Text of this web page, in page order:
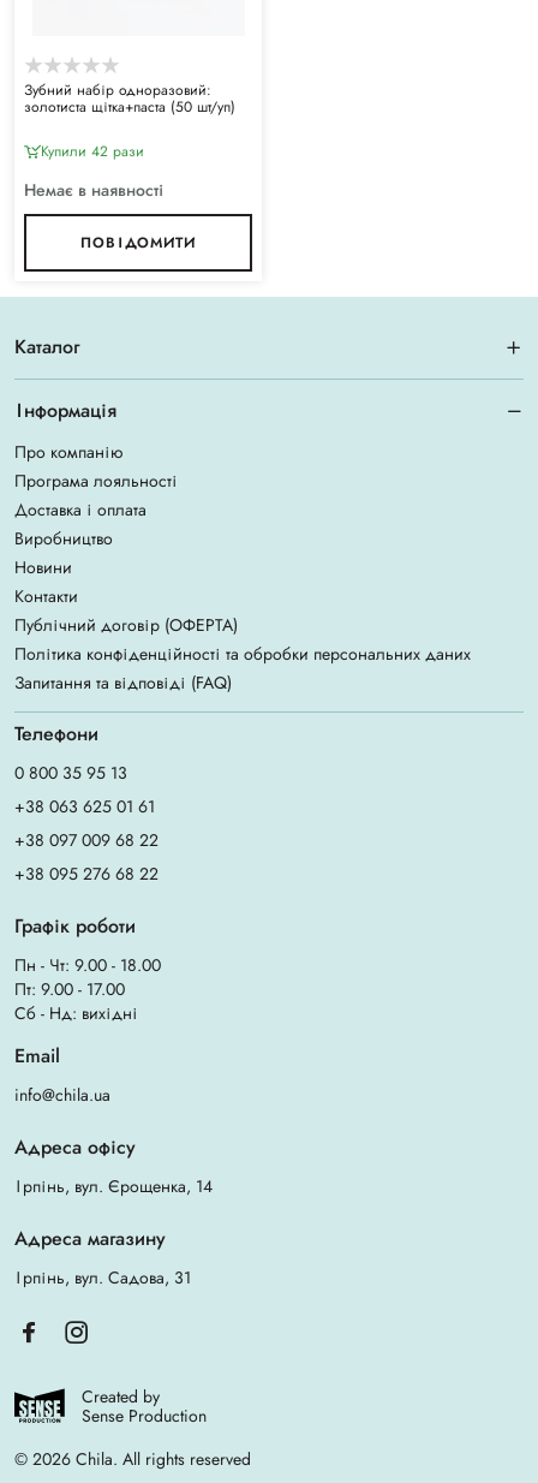
Зубний набір одноразовий:
золотиста щітка+паста (50 шт/уп)
Купили 42 рази
Немає в наявності
ПОВІДОМИТИ
Каталог
Інформація
Про компанію
Програма лояльності
Доставка і оплата
Виробництво
Новини
Контакти
Публічний договір (ОФЕРТА)
Політика конфіденційності та обробки персональних даних
Запитання та відповіді (FAQ)
Телефони
0 800 35 95 13
+38 063 625 01 61
+38 097 009 68 22
+38 095 276 68 22
Графік роботи
Пн - Чт: 9.00 - 18.00
Пт: 9.00 - 17.00
Сб - Нд: вихідні
Email
info@chila.ua
Адреса офісу
Ірпінь, вул. Єрощенка, 14
Адреса магазину
Ірпінь, вул. Садова, 31
Created by
Sense Production
© 2026 Chila. All rights reserved